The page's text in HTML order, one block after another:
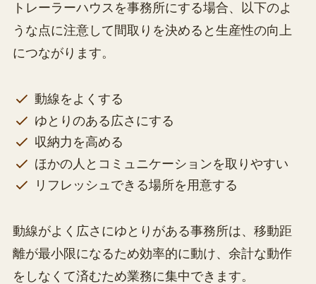
トレーラーハウスを事務所にする場合、以下のよ
うな点に注意して間取りを決めると生産性の向上
につながります。
動線をよくする
ゆとりのある広さにする
収納力を高める
ほかの人とコミュニケーションを取りやすい
リフレッシュできる場所を用意する
動線がよく広さにゆとりがある事務所は、移動距
離が最小限になるため効率的に動け、余計な動作
をしなくて済むため業務に集中できます。